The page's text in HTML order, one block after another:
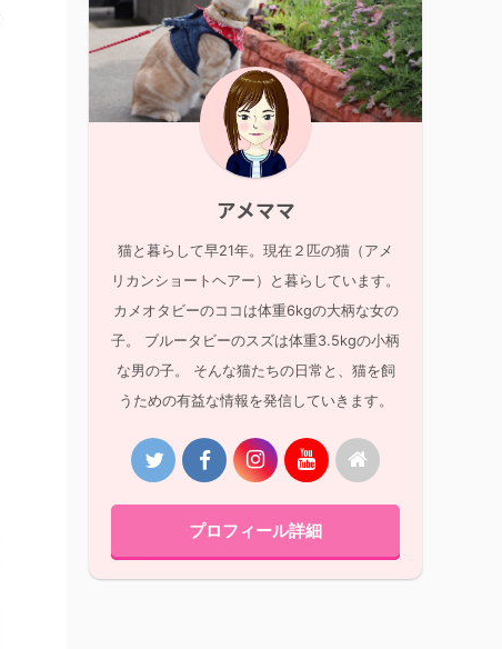
アメママ
猫と暮らして早21年。現在２匹の猫（アメ
リカンショートヘアー）と暮らしています。
カメオタビーのココは体重6kgの大柄な女の
子。 ブルータビーのスズは体重3.5kgの小柄
な男の子。 そんな猫たちの日常と、猫を飼
うための有益な情報を発信していきます。
プロフィール詳細